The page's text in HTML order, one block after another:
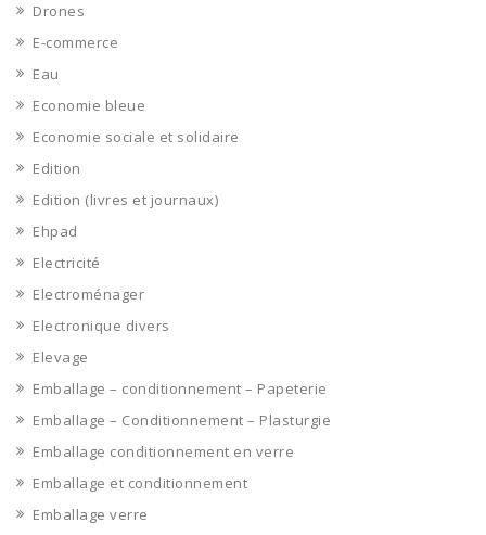
Drones
E-commerce
Eau
Economie bleue
Economie sociale et solidaire
Edition
Edition (livres et journaux)
Ehpad
Electricité
Electroménager
Electronique divers
Elevage
Emballage – conditionnement – Papeterie
Emballage – Conditionnement – Plasturgie
Emballage conditionnement en verre
Emballage et conditionnement
Emballage verre